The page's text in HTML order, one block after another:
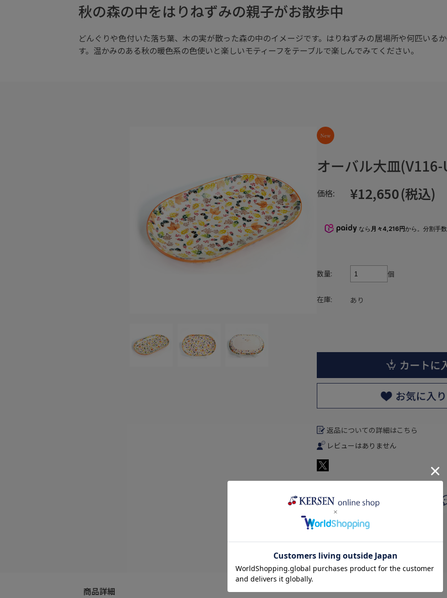
秋の森の中をはりねずみの親子がお散歩中
どんぐりや色付いた落ち葉、木の実が散った森の中のイメージです。はりねずみの居場所や何匹いる
す。温かみのある秋の暖色系の色使いと楽しいモティーフをテーブルで楽しんでみてください。
オーバル大皿
価格: ¥12,650(税込)
なら 月々4,216円から。分割手
数量: 個
在庫: あり
返品についての詳細はこちら
レビューはありません
商品詳細